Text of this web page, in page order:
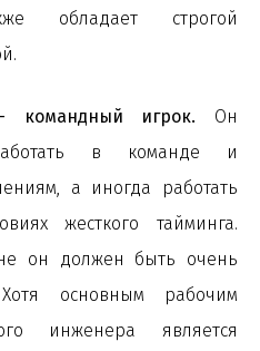
обладает строгой
командный игрок. Он
в команде и
а иногда работать
жесткого тайминга.
он должен быть очень
основным рабочим
инженера является